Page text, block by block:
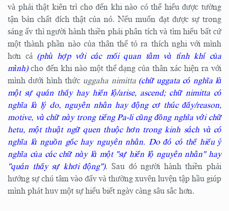
và phải thật kiên trì cho đến khi nào có thể hiểu được tường
tận bản chất đích thật của nó. Nếu muốn đạt được sự trong
sáng ấy thì người hành thiền phải phân tích và tìm hiểu bất cứ
một thành phần nào của thân thể tỏ ra thích nghi với mình
hơn cả (phù hợp với các mối quan tâm và tính khí của
mình)cho đến khi nào một thể dạng của thân xác hiện ra với
mình dưới hình thức uggaha nimitta (chữ uggata có nghĩa là
một sự quán thấy hay hiển lộ/arise, ascend; chữ nimitta có
nghĩa là lý do, nguyên nhân hay động cơ thúc đẩy/reason,
motive, và chữ này trong tiếng Pa-li cũng đồng nghĩa với chữ
hetu, một thuật ngữ quen thuộc hơn trong kinh sách và có
nghĩa là nguồn gốc hay nguyên nhân. Do đó có thể hiểu ý
nghĩa của các chữ này là một "sự hiển lộ nguyên nhân" hay
"quán thấy sự khơi động"). Sau đó người hành thiền phải
hướng sự chú tâm vào đấy và thường xuyên luyện tập hầu giúp
mình phát huy một sự hiểu biết ngày càng sâu sắc hơn.